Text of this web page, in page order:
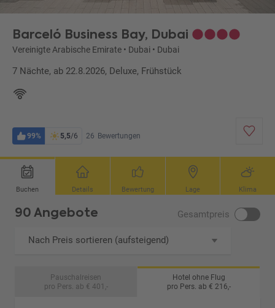
Barceló Business Bay, Dubai
Vereinigte Arabische Emirate • Dubai • Dubai
7 Nächte, ab 22.8.2026, Deluxe, Frühstück
99% 5,5/6 26 Bewertungen
Buchen Details Bewertung Lage Klima
90 Angebote Gesamtpreis
Nach Preis sortieren (aufsteigend)
Pauschalreisen
pro Pers. ab € 401,-
Hotel ohne Flug
pro Pers. ab € 216,-